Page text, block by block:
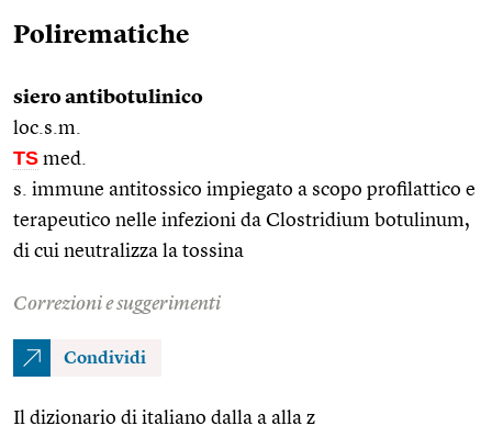
Polirematiche
siero antibotulinico
loc.s.m.
TS med.
s. immune antitossico impiegato a scopo profilattico e
terapeutico nelle infezioni da Clostridium botulinum,
di cui neutralizza la tossina
Correzioni e suggerimenti
Condividi
Il dizionario di italiano dalla a alla z